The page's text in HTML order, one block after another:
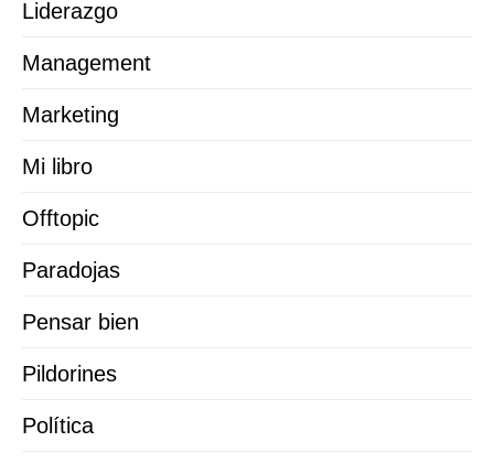
Liderazgo
Management
Marketing
Mi libro
Offtopic
Paradojas
Pensar bien
Pildorines
Política